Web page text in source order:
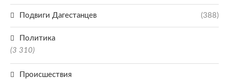
Подвиги Дагестанцев (388)
Политика
(3 310)
Происшествия